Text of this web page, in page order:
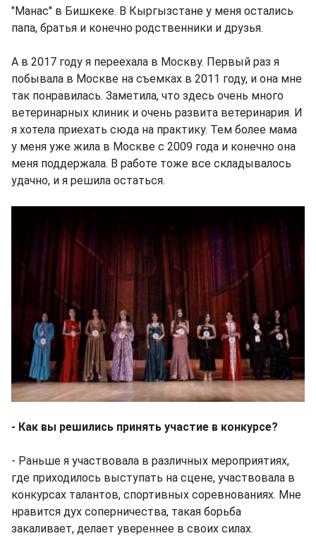
"Манас" в Бишкеке. В Кыргызстане у меня остались
папа, братья и конечно родственники и друзья.
А в 2017 году я переехала в Москву. Первый раз я
побывала в Москве на съемках в 2011 году, и она мне
так понравилась. Заметила, что здесь очень много
ветеринарных клиник и очень развита ветеринария. И
я хотела приехать сюда на практику. Тем более мама
у меня уже жила в Москве с 2009 года и конечно она
меня поддержала. В работе тоже все складывалось
удачно, и я решила остаться.
- Как вы решились принять участие в конкурсе?
- Раньше я участвовала в различных мероприятиях,
где приходилось выступать на сцене, участвовала в
конкурсах талантов, спортивных соревнованиях. Мне
нравится дух соперничества, такая борьба
закаливает, делает увереннее в своих силах.